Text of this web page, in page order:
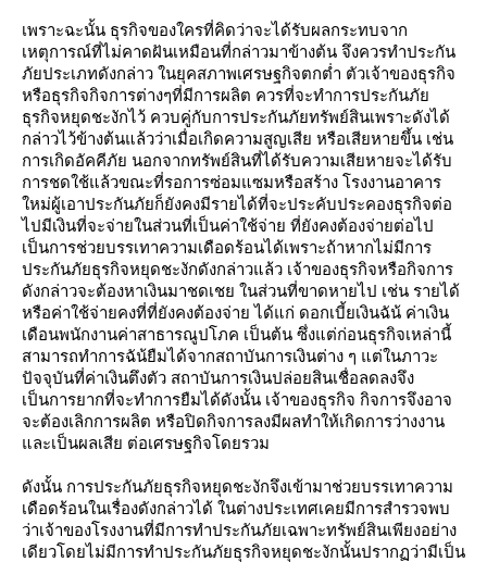
เพราะฉะนั้น ธุรกิจของใครที่คิดว่าจะได้รับผลกระทบจาก
เหตุการณ์ที่ไม่คาดฝันเหมือนที่กล่าวมาข้างต้น จึงควรทำประกัน
ภัยประเภทดังกล่าว ในยุคสภาพเศรษฐกิจตกต่ำ ตัวเจ้าของธุรกิจ
หรือธุรกิจกิจการต่างๆที่มีการผลิต ควรที่จะทำการประกันภั
ธุรกิจหยุดชะงักไว้ ควบคู่กับการประกันภัยทรัพย์สินเพราะดังได้
กล่าวไว้ข้างต้นแล้วว่าเมื่อเกิดความสูญเสีย หรือเสียหายขึ้น เช่น
การเกิดอัคคีภัย นอกจากทรัพย์สินที่ได้รับความเสียหายจะได้รับ
การชดใช้แล้วขณะที่รอการซ่อมแซมหรือสร้าง โรงงานอาคาร
หม่ผู้เอาประกันภัยก็ยังคงมีรายได้ที่จะประคับประคองธุรกิจต่อ
ไปมีเงินที่จะจ่ายในส่วนที่เป็นค่าใช้จ่าย ที่ยังคงต้องจ่ายต่อไป
เป็นการช่วยบรรเทาความเดือดร้อนได้เพราะถ้าหากไม่มีการ
ประกันภัยธุรกิจหยุดชะงักดังกล่าวแล้ว เจ้าของธุรกิจหรือกิจการ
ดังกล่าวจะต้องหาเงินมาชดเชย ในส่วนที่ขาดหายไป เช่น รายได้
หรือค่าใช้จ่ายคงที่ที่ยังคงต้องจ่าย ได้แก่ ดอกเบี้ยเงินฉัน้ ค่าเงิน
เดือนพนักงานค่าสาธารณูปโภค เป็นต้น ซึ่งแต่ก่อนธุรกิจเหล่านี้
สามารถทำการฉัน้ยืมได้จากสถาบันการเงินต่าง ๆ แต่ในภาวะ
ปัจจุบันที่ค่าเงินตึงตัว สถาบันการเงินปล่อยสินเชื่อลดลงจึง
เป็นการยากที่จะทำการยืมได้ดังนั้น เจ้าของธุรกิจ กิจการจึงอาจ
จะต้องเลิกการผลิต หรือปิดกิจการลงมีผลทำให้เกิดการว่างงาน
ละเป็นผลเสีย ต่อเศรษฐกิจโดยรวม
ดังนั้น การประกันภัยธุรกิจหยุดชะงักจึงเข้ามาช่วยบรรเทาความ
เดือดร้อนในเรื่องดังกล่าวได้ ในต่างประเทศเคยมีการสำรวจพบ
ว่าเจ้าของโรงงานที่มีการทำประกันภัยเฉพาะทรัพย์สินเพียงอย่าง
เดียวโดยไม่มีการทำประกันภัยธุรกิจหยุดชะงักนั้นปรากฏว่ามีเป็น